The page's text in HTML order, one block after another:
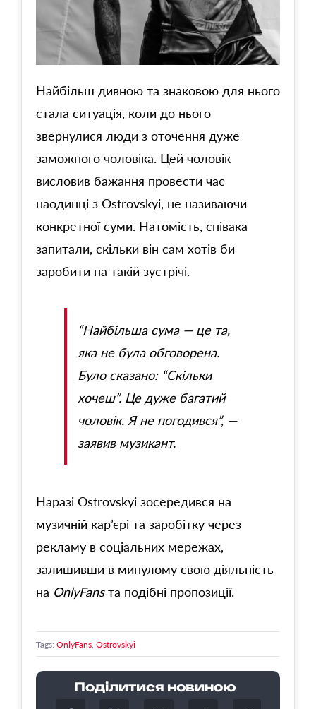
Найбільш дивною та знаковою для нього
стала ситуація, коли до нього
звернулися люди з оточення дуже
заможного чоловіка. Цей чоловік
висловив бажання провести час
наодинці з Ostrovskyi, не називаючи
конкретної суми. Натомість, співака
запитали, скільки він сам хотів би
заробити на такій зустрічі.
“Найбільша сума — це та,
яка не була обговорена.
Було сказано: “Скільки
хочеш”. Це дуже багатий
чоловік. Я не погодився”, —
заявив музикант.
Наразі Ostrovskyi зосередився на
музичній кар’єрі та заробітку через
рекламу в соціальних мережах,
залишивши в минулому свою діяльність
на OnlyFansта подібні пропозиції.
Tags: OnlyFans Ostrovskyi
Поділитися новиною